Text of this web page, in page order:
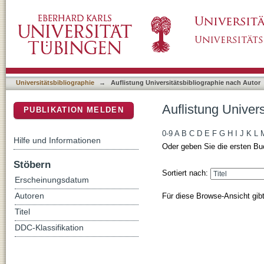
Universitätsbibliographie → Auflistung Universitätsbibliographie nach Autor
Auflistung
0-9 A B C D E F G H J K L
Oder geben Sie die ersten
Sortiert nach:
Für diese Browse-Ansicht
PUBLIKATION MELDEN
Hilfe und Informationen
Stöbern
Erscheinungsdatum
Autoren
Titel
DDC-Klassifikation